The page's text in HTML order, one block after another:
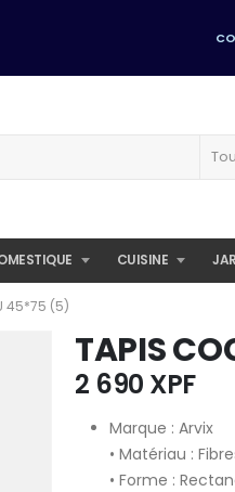
CUISINE
45*75 (5)
TAPIS
2 690 XPF
Marque : Arvix
• Matériau :
• Forme :